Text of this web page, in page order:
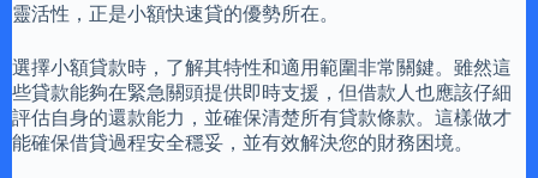
靈活性，正是小額快速貸的優勢所在。
選擇小額貸款時，了解其特性和適用範圍非常關鍵。雖然這
些貸款能夠在緊急關頭提供即時支援，但借款人也應該仔細
評估自身的還款能力，並確保清楚所有貸款條款。這樣做才
能確保借貸過程安全穩妥，並有效解決您的財務困境。